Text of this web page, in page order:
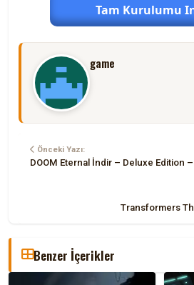
Tam Kurulumu
game
Önceki Yazı:
DOOM Eternal İndir – Deluxe Edition –
Transformers
Benzer İçerikler